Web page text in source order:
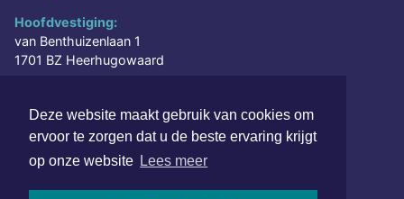
Deze website maakt gebruik van cookies om
ervoor te zorgen dat u de beste ervaring krijgt
op onze website Lees meer
Hoofdvestiging:
van Benthuizenlaan 1
1701 BZ Heerhugowaard
redactie@xyto.nl
www.xyto.nl
SOCIAL MEDIA